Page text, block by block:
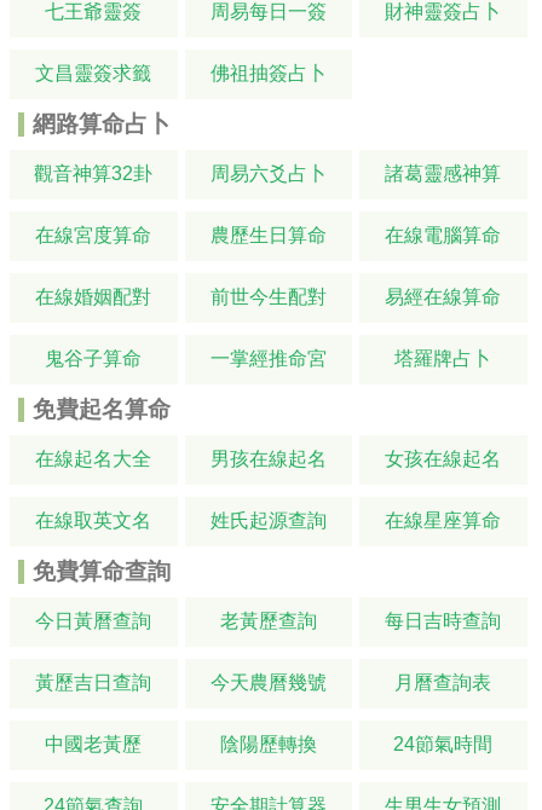
七王爺靈簽 周易每日一簽 財神靈簽占卜
文昌靈簽求籤 佛祖抽簽占卜
網路算命占卜
觀音神算32卦 周易六爻占卜 諸葛靈感神算
在線宮度算命 農歷生日算命 在線電腦算命
在線婚姻配對 前世今生配對 易經在線算命
鬼谷子算命 一掌經推命宮 塔羅牌占卜
免費起名算命
在線起名大全 男孩在線起名 女孩在線起名
在線取英文名 姓氏起源查詢 在線星座算命
免費算命查詢
今日黃曆查詢 老黃歷查詢 每日吉時查詢
黃歷吉日查詢 今天農曆幾號 月曆查詢表
中國老黃歷 陰陽歷轉換 24節氣時間
24節氣查詢 安全期計算器 生男生女預測